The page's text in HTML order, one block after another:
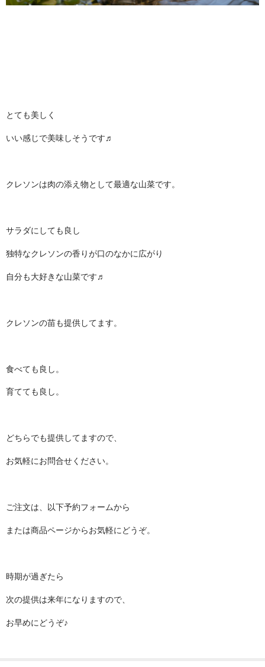
とても美しく
いい感じで美味しそうです♬
クレソンは肉の添え物として最適な山菜です。
サラダにしても良し
独特なクレソンの香りが口のなかに広がり
自分も大好きな山菜です♬
クレソンの苗も提供してます。
食べても良し。
育てても良し。
どちらでも提供してますので、
お気軽にお問合せください。
ご注文は、以下予約フォームから
または商品ページからお気軽にどうぞ。
時期が過ぎたら
次の提供は来年になりますので、
お早めにどうぞ♪